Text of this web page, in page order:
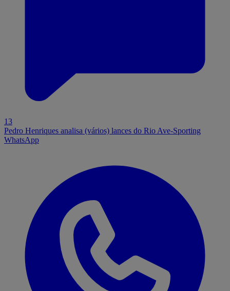
13
Pedro Henriques analisa (vários) lances do Rio Ave-Sporting
WhatsApp